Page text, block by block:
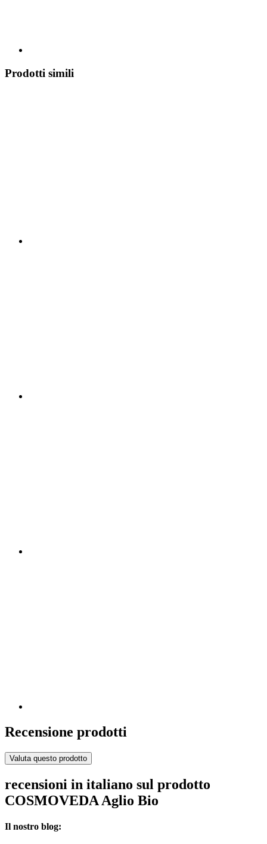
Prodotti simili
Recensione prodotti
Valuta questo prodotto
recensioni in italiano sul prodotto
COSMOVEDA Aglio Bio
Il nostro blog: